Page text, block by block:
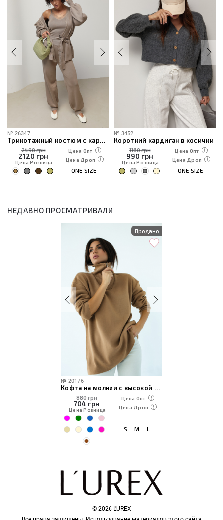
№ 26347
Трикотажный костюм с кардиганом, топом и брюками
2490 грн
2120 грн
Цена Розница
Цена Опт
Цена Дроп
ONE SIZE
№ 3452
Короткий кардиган в косички
1160 грн
990 грн
Цена Розница
Цена Опт
Цена Дроп
ONE SIZE
НЕДАВНО ПРОСМАТРИВАЛИ
Продано
№ 20176
Кофта на молнии с высокой горловиной
880 грн
704 грн
Цена Розница
Цена Опт
Цена Дроп
S M L
© 2026 L'UREX